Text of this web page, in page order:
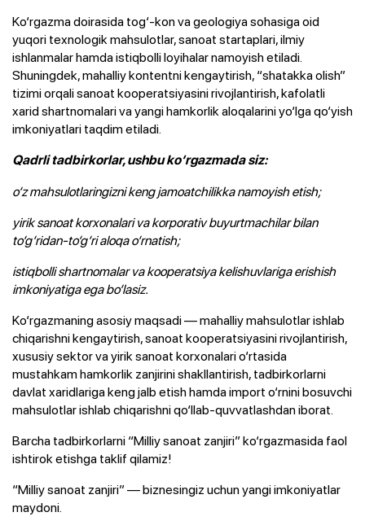
Ko‘rgazma doirasida tog‘-kon va geologiya sohasiga oid
yuqori texnologik mahsulotlar, sanoat startaplari, ilmiy
ishlanmalar hamda istiqbolli loyihalar namoyish etiladi.
Shuningdek, mahalliy kontentni kengaytirish, “shatakka olish”
tizimi orqali sanoat kooperatsiyasini rivojlantirish, kafolatli
xarid shartnomalari va yangi hamkorlik aloqalarini yo‘lga qo‘yish
imkoniyatlari taqdim etiladi.
Qadrli tadbirkorlar, ushbu ko‘rgazmada siz:
o‘z mahsulotlaringizni keng jamoatchilikka namoyish etish;
yirik sanoat korxonalari va korporativ buyurtmachilar bilan
to‘g‘ridan-to‘g‘ri aloqa o‘rnatish;
istiqbolli shartnomalar va kooperatsiya kelishuvlariga erishish
imkoniyatiga ega bo‘lasiz.
Ko‘rgazmaning asosiy maqsadi — mahalliy mahsulotlar ishlab
chiqarishni kengaytirish, sanoat kooperatsiyasini rivojlantirish,
xususiy sektor va yirik sanoat korxonalari o‘rtasida
mustahkam hamkorlik zanjirini shakllantirish, tadbirkorlarni
davlat xaridlariga keng jalb etish hamda import o‘rnini bosuvchi
mahsulotlar ishlab chiqarishni qo‘llab-quvvatlashdan iborat.
Barcha tadbirkorlarni “Milliy sanoat zanjiri” ko‘rgazmasida faol
ishtirok etishga taklif qilamiz!
“Milliy sanoat zanjiri” — biznesingiz uchun yangi imkoniyatlar
maydoni.